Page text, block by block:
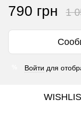
790 грн 1
Войти для